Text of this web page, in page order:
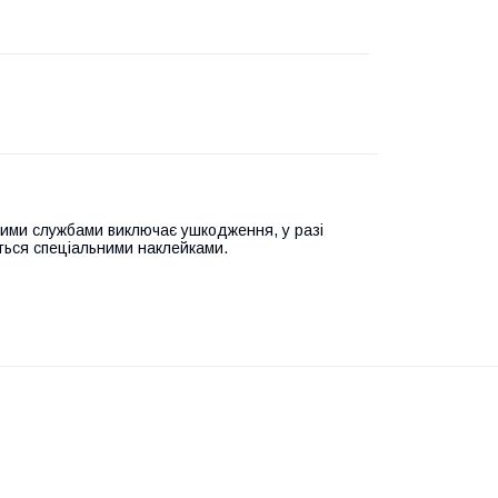
службами виключає ушкодження, у разі
спеціальними наклейками.